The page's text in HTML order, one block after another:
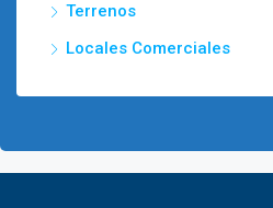
Terrenos
Locales Comerciales